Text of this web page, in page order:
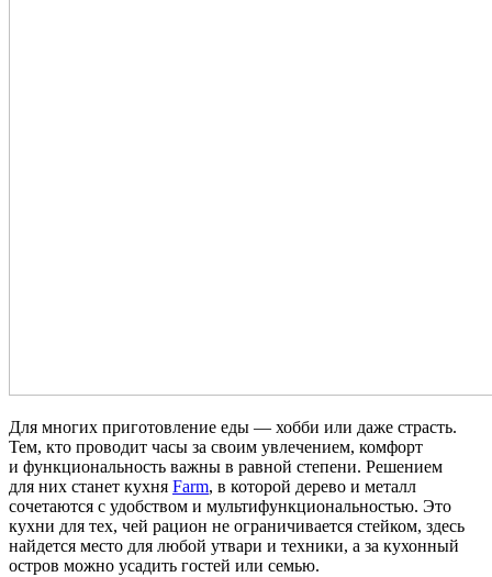
Для многих приготовление еды — хобби или даже страсть.
Тем, кто проводит часы за своим увлечением, комфорт
и функциональность важны в равной степени. Решением
для них станет кухня Farm, в которой дерево и металл
сочетаются с удобством и мультифункциональностью. Это
кухни для тех, чей рацион не ограничивается стейком, здесь
найдется место для любой утвари и техники, а за кухонный
остров можно усадить гостей или семью.